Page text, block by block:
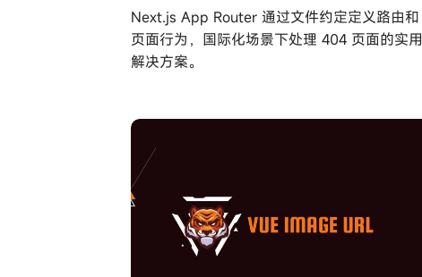
Next.js App Router 通过文件约定定义路由和
页面行为，国际化场景下处理 404 页面的实用
解决方案。